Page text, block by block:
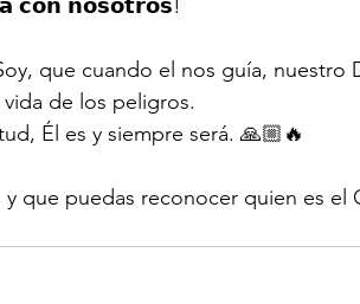
𝗰𝗼𝗻 𝗻𝗼𝘀𝗼𝘁𝗿𝗼𝘀!
que cuando el nos guía, nuestro
de los peligros.
Él es y siempre será. 🙏🏼🔥
que puedas reconocer quien es el